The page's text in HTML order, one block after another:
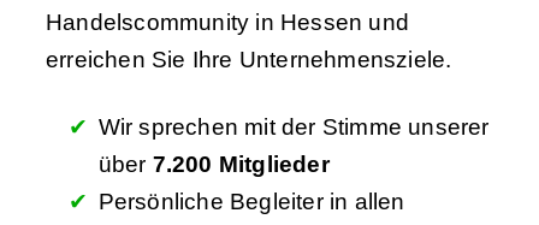
Handelscommunity in Hessen und
erreichen Sie Ihre Unternehmensziele.
Wir sprechen mit der Stimme unserer
über 7.200 Mitglieder
Persönliche Begleiter in allen